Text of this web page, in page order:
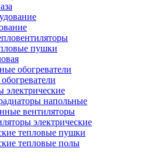
пушки
обогреватели
электрические
напольные
вентиляторы
электрические
тепловые пушки
тепловые полы